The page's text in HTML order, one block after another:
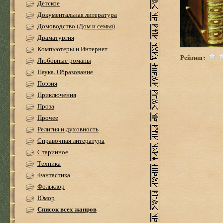
Детское
Документальная литература
Домоводство (Дом и семья)
Драматургия
Компьютеры и Интернет
Любовные романы
Наука, Образование
Поэзия
Приключения
Проза
Прочее
Религия и духовность
Справочная литература
Старинное
Техника
Фантастика
Фольклор
Юмор
Список всех жанров
Рейтинг: